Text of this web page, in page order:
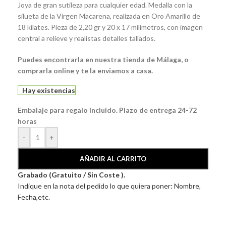
Joya de gran sutileza para cualquier edad. Medalla con la
silueta de la Virgen Macarena, realizada en Oro Amarillo de
18 kilates. Pieza de 2,20 gr y 20 x 17 milímetros, con imagen
central a relieve y realistas detalles tallados.
Puedes encontrarla en nuestra tienda de Málaga, o
comprarla online y te la enviamos a casa.
Hay existencias
Embalaje para regalo incluido. Plazo de entrega 24-72
horas
-
+
AÑADIR AL CARRITO
Grabado (Gratuito / Sin Coste ).
Indique en la nota del pedido lo que quiera poner: Nombre,
Fecha,etc.